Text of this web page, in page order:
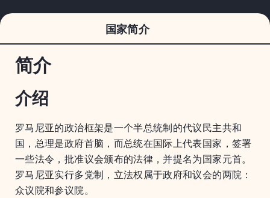
国家简介
简介
介绍
罗马尼亚的政治框架是一个半总统制的代议民主共和
国，总理是政府首脑，而总统在国际上代表国家，签署
一些法令，批准议会颁布的法律，并提名为国家元首。
罗马尼亚实行多党制，立法权属于政府和议会的两院：
众议院和参议院。